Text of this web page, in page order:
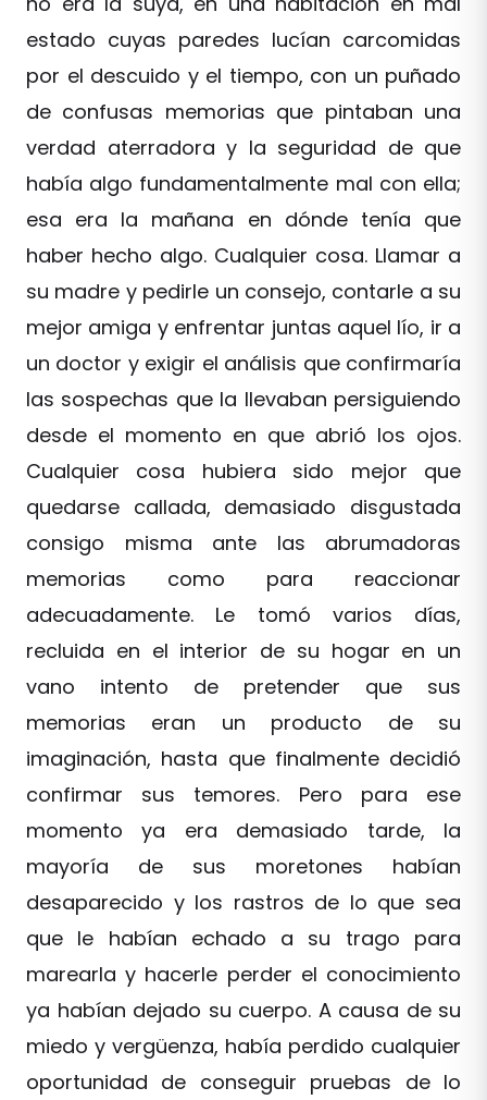
estado cuyas paredes lucían carcomidas
por el descuido y el tiempo, con un puñado
de confusas memorias que pintaban una
verdad aterradora y la seguridad de que
había algo fundamentalmente mal con ella;
esa era la mañana en dónde tenía que
haber hecho algo. Cualquier cosa. Llamar a
su madre y pedirle un consejo, contarle a su
mejor amiga y enfrentar juntas aquel lío, ir a
un doctor y exigir el análisis que confirmaría
las sospechas que la llevaban persiguiendo
desde el momento en que abrió los ojos.
Cualquier cosa hubiera sido mejor que
quedarse callada, demasiado disgustada
consigo misma ante las abrumadoras
memorias como para reaccionar
adecuadamente. Le tomó varios días,
recluida en el interior de su hogar en un
vano intento de pretender que sus
memorias eran un producto de su
imaginación, hasta que finalmente decidió
confirmar sus temores. Pero para ese
momento ya era demasiado tarde, la
mayoría de sus moretones habían
desaparecido y los rastros de lo que sea
que le habían echado a su trago para
marearla y hacerle perder el conocimiento
ya habían dejado su cuerpo. A causa de su
miedo y vergüenza, había perdido cualquier
oportunidad de conseguir pruebas de lo